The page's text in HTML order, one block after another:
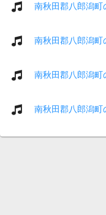
南秋田郡八郎潟町
南秋田郡八郎潟町
南秋田郡八郎潟町
南秋田郡八郎潟町